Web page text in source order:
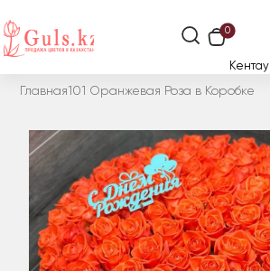
0
Кентау
Главная101 Оранжевая Роза в Коробке